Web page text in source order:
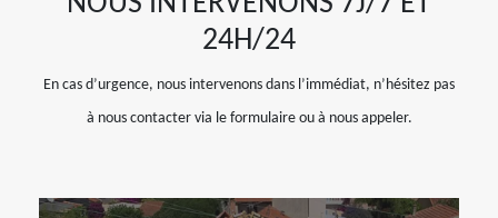
24H/24
En cas d’urgence, nous intervenons dans l’immédiat, n’hésitez pas
à nous contacter via le formulaire ou à nous appeler.